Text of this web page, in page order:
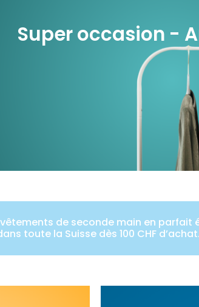
Super occasion -
de seconde main en parfait
toute la Suisse dès 100 CHF d’achat.